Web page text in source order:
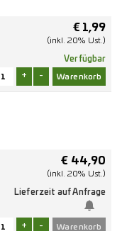
€ 1,99
(inkl. 20% Ust.)
Verfügbar
+ -
€ 44,90
(inkl. 20% Ust.)
Lieferzeit auf Anfrage
+ -